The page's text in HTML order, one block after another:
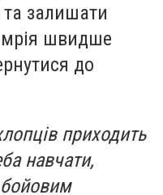
та залишати
мрія швидше
до
приходить
навчати,
бойовим